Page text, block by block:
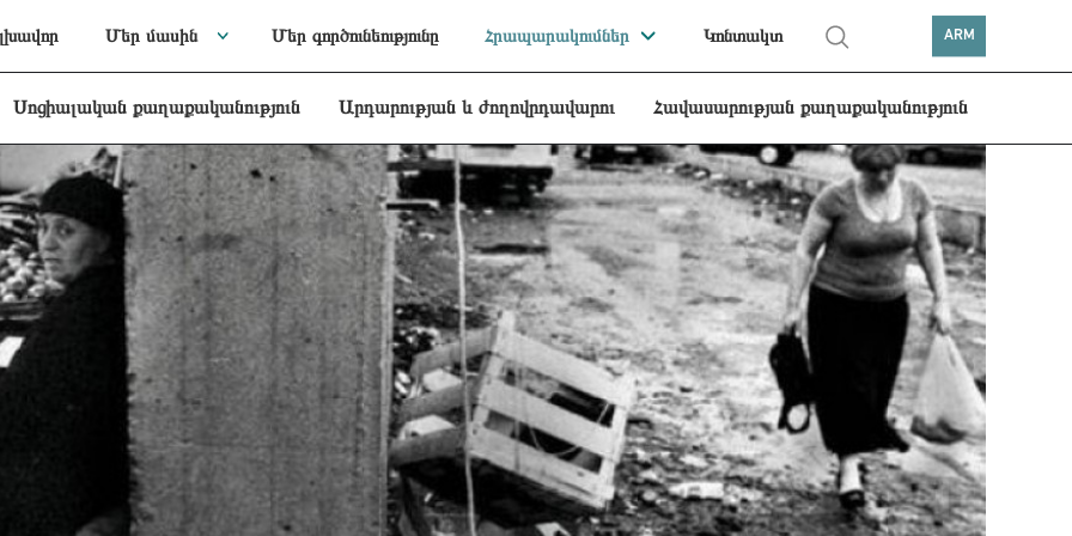
Մեր մասին Մեր գործունեությունը Հրապարակումներ Կոնտակտ ARM
Սոցիալական քաղաքականություն Արդարության և ժողովրդավարու Հավասարության քաղաքականություն